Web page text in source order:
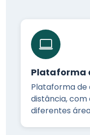
Plataforma
Plataforma de
distância,
diferentes